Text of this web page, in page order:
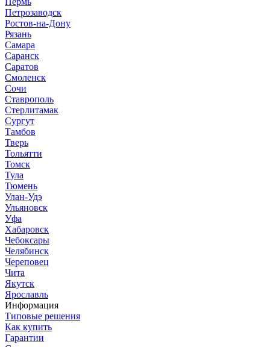
Петрозаводск
Ростов-на-Дону
Рязань
Самара
Саранск
Саратов
Смоленск
Сочи
Ставрополь
Стерлитамак
Сургут
Тамбов
Тверь
Тольятти
Томск
Тула
Тюмень
Улан-Удэ
Ульяновск
Уфа
Хабаровск
Чебоксары
Челябинск
Череповец
Чита
Якутск
Ярославль
Информация
Типовые решения
Как купить
Гарантии